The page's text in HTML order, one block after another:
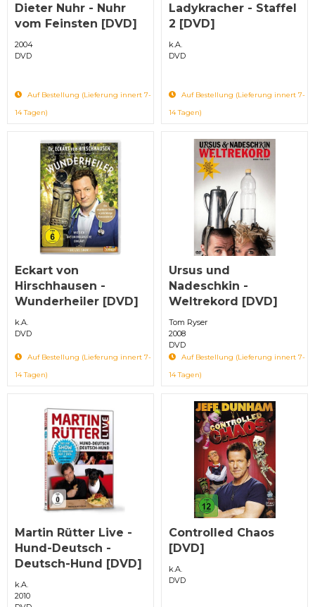
Dieter Nuhr - Nuhr
vom Feinsten [DVD]
2004
DVD
Auf Bestellung (Lieferung innert 7-
14 Tagen)
Ladykracher - Staffel
2 [DVD]
k.A.
DVD
Auf Bestellung (Lieferung innert 7-
14 Tagen)
Eckart von
Hirschhausen -
Wunderheiler [DVD]
k.A.
DVD
Auf Bestellung (Lieferung innert 7-
14 Tagen)
Ursus und
Nadeschkin -
Weltrekord [DVD]
Tom Ryser
2008
DVD
Auf Bestellung (Lieferung innert 7-
14 Tagen)
Martin Rütter Live -
Hund-Deutsch -
Deutsch-Hund [DVD]
k.A.
2010
Controlled Chaos
[DVD]
k.A.
DVD